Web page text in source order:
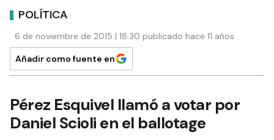
POLÍTICA
6 de noviembre de 2015 | 18:30 publicado hace 11 años
Añadir como fuente en
Pérez Esquivel llamó a votar por
Daniel Scioli en el ballotage